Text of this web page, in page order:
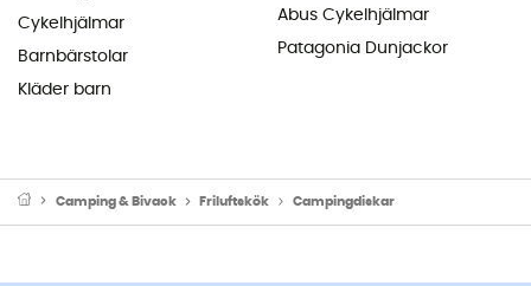
Cykelhjälmar
Barnbärstolar
Kläder barn
Abus Cykelhjälmar
Patagonia Dunjackor
Camping & Bivack Friluftskök Campingdiskar